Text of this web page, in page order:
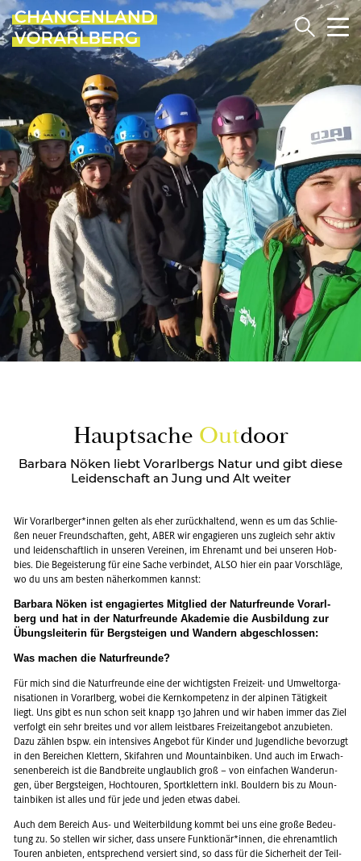
Haupt­sa­che Outdoor
Barbara Nöken liebt Vorarlbergs Natur und gibt diese
Leidenschaft an Jung und Alt weiter
Wir Vor­arl­ber­ger*innen gel­ten als eher zu­rück­hal­tend, wenn es um das Schlie­
ßen neuer Freund­schaf­ten, geht, ABER wir en­ga­gie­ren uns zu­gleich sehr aktiv
und lei­den­schaft­lich in un­se­ren Ver­ei­nen, im Eh­ren­amt und bei un­se­ren Hob­
bies. Die Be­geis­te­rung für eine Sache ver­bin­det, ALSO hier ein paar Vor­schlä­ge,
wo du uns am bes­ten nä­her­kom­men kannst:
Bar­ba­ra Nöken ist en­ga­gier­tes Mit­glied der Na­tur­freun­de Vor­arl­
berg und hat in der Na­tur­freun­de Aka­de­mie die Aus­bil­dung zur
Übungs­lei­te­rin für Berg­stei­gen und Wan­dern ab­ge­schlos­sen:
Was ma­chen die Na­tur­freun­de?
Für mich sind die Na­tur­freun­de eine der wich­tigs­ten Frei­zeit- und Um­welt­or­ga­
ni­sa­tio­nen in Vor­arl­berg, wobei die Kern­kom­pe­tenz in der al­pi­nen Tä­tig­keit
liegt. Uns gibt es nun schon seit knapp 130 Jah­ren und wir haben immer das Ziel
ver­folgt ein sehr brei­tes und vor allem leist­ba­res Frei­zeit­an­ge­bot an­zu­bie­ten.
Dazu zäh­len bspw. ein in­ten­si­ves An­ge­bot für Kin­der und Ju­gend­li­che be­vor­zugt
in den Be­rei­chen Klet­tern, Ski­fah­ren und Moun­tain­bi­ken. Und auch im Er­wach­
se­nen­be­reich ist die Band­brei­te un­glaub­lich groß – von ein­fa­chen Wan­de­run­
gen, über Berg­stei­gen, Hoch­tou­ren, Sport­klet­tern inkl. Boul­dern bis zu Moun­
tain­bi­ken ist alles und für jede und jeden etwas dabei.
Auch dem Be­reich Aus- und Wei­ter­bil­dung kommt bei uns eine große Be­deu­
tung zu. So stel­len wir si­cher, dass un­se­re Funk­tio­när*innen, die eh­ren­amt­lich
Tou­ren an­bie­ten, ent­spre­chend ver­siert sind, so dass für die Si­cher­heit der Teil­